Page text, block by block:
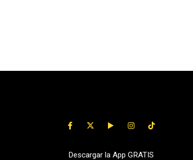
Descargar la App GRATIS